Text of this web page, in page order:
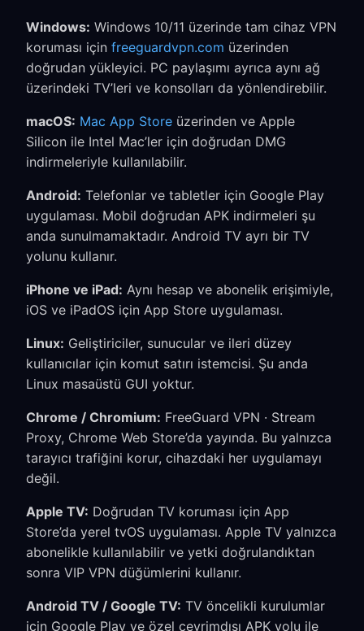
Windows: Windows 10/11 üzerinde tam cihaz VPN
koruması için freeguardvpn.com üzerinden
doğrudan yükleyici. PC paylaşımı ayrıca aynı ağ
üzerindeki TV’leri ve konsolları da yönlendirebilir.
macOS: Mac App Store üzerinden ve Apple
Silicon ile Intel Mac’ler için doğrudan DMG
indirmeleriyle kullanılabilir.
Android: Telefonlar ve tabletler için Google Play
uygulaması. Mobil doğrudan APK indirmeleri şu
anda sunulmamaktadır. Android TV ayrı bir TV
yolunu kullanır.
iPhone ve iPad: Aynı hesap ve abonelik erişimiyle,
iOS ve iPadOS için App Store uygulaması.
Linux: Geliştiriciler, sunucular ve ileri düzey
kullanıcılar için komut satırı istemcisi. Şu anda
Linux masaüstü GUI yoktur.
Chrome / Chromium: FreeGuard VPN · Stream
Proxy, Chrome Web Store’da yayında. Bu yalnızca
tarayıcı trafiğini korur, cihazdaki her uygulamayı
değil.
Apple TV: Doğrudan TV koruması için App
Store’da yerel tvOS uygulaması. Apple TV yalnızca
abonelikle kullanılabilir ve yetki doğrulandıktan
sonra VIP VPN düğümlerini kullanır.
Android TV / Google TV: TV öncelikli kurulumlar
için Google Play ve özel çevrimdışı APK yolu ile